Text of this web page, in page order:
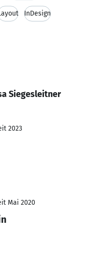
InDesign
Siegesleitner
2023
Mai 2020